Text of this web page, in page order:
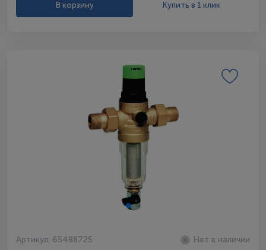
В корзину Купить в 1 клик
Артикул: 65488725 Нет в наличии